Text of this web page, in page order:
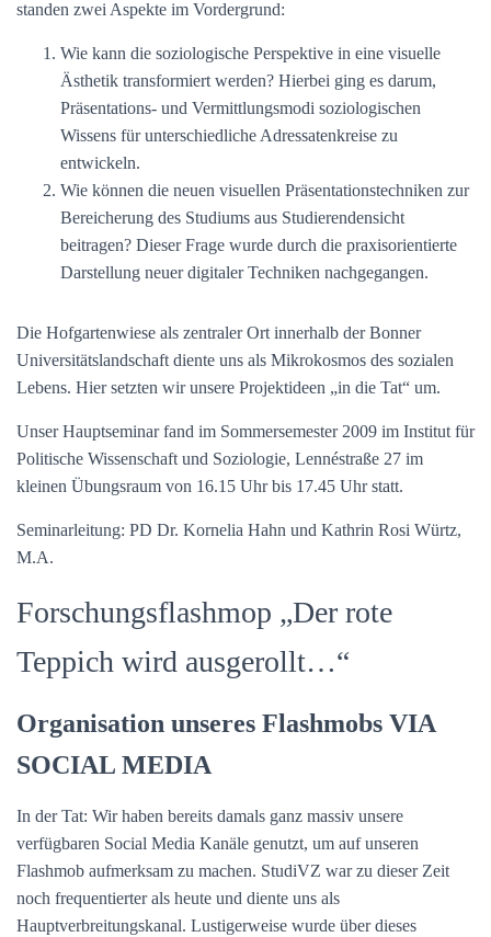
standen zwei Aspekte im Vordergrund:
Wie kann die soziologische Perspektive in eine visuelle
Ästhetik transformiert werden? Hierbei ging es darum,
Präsentations- und Vermittlungsmodi soziologischen
Wissens für unterschiedliche Adressatenkreise zu
entwickeln.
Wie können die neuen visuellen Präsentationstechniken zur
Bereicherung des Studiums aus Studierendensicht
beitragen? Dieser Frage wurde durch die praxisorientierte
Darstellung neuer digitaler Techniken nachgegangen.
Die Hofgartenwiese als zentraler Ort innerhalb der Bonner
Universitätslandschaft diente uns als Mikrokosmos des sozialen
Lebens. Hier setzten wir unsere Projektideen „in die Tat“ um.
Unser Hauptseminar fand im Sommersemester 2009 im Institut für
Politische Wissenschaft und Soziologie, Lennéstraße 27 im
kleinen Übungsraum von 16.15 Uhr bis 17.45 Uhr statt.
Seminarleitung: PD Dr. Kornelia Hahn und Kathrin Rosi Würtz,
M.A.
Forschungsflashmop „Der rote
Teppich wird ausgerollt…“
Organisation unseres Flashmobs VIA
SOCIAL MEDIA
In der Tat: Wir haben bereits damals ganz massiv unsere
verfügbaren Social Media Kanäle genutzt, um auf unseren
Flashmob aufmerksam zu machen. StudiVZ war zu dieser Zeit
noch frequentierter als heute und diente uns als
Hauptverbreitungskanal. Lustigerweise wurde über dieses